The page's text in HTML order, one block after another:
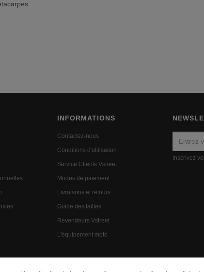
INFORMATIONS
Contactez-nous
Conditions d'utilisation
Service Clients Vstreet
Modes de paiement
Livraisons et retours
Guide des tailles
Revendeurs Vstreet
L'équipement moto
Inscrivez